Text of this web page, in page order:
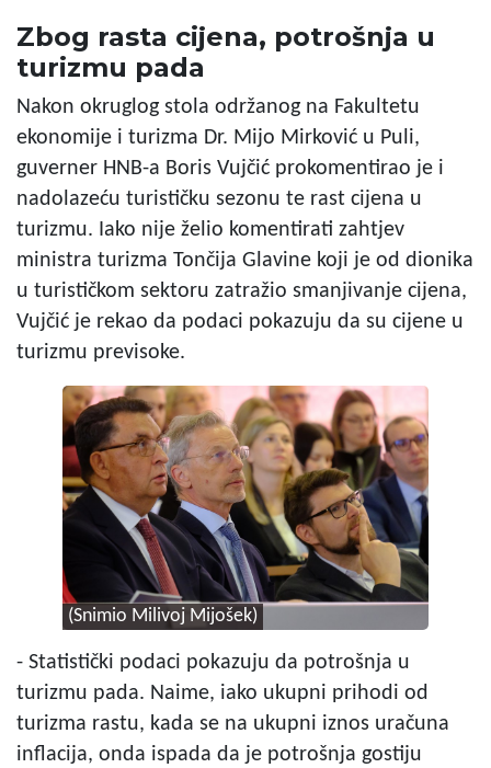
Zbog rasta cijena, potrošnja u
turizmu pada
Nakon okruglog stola održanog na Fakultetu
ekonomije i turizma Dr. Mijo Mirković u Puli,
guverner HNB-a Boris Vujčić prokomentirao je i
nadolazeću turističku sezonu te rast cijena u
turizmu. Iako nije želio komentirati zahtjev
ministra turizma Tončija Glavine koji je od dionika
u turističkom sektoru zatražio smanjivanje cijena,
Vujčić je rekao da podaci pokazuju da su cijene u
turizmu previsoke.
(Snimio Milivoj Mijošek)
- Statistički podaci pokazuju da potrošnja u
turizmu pada. Naime, iako ukupni prihodi od
turizma rastu, kada se na ukupni iznos uračuna
inflacija, onda ispada da je potrošnja gostiju